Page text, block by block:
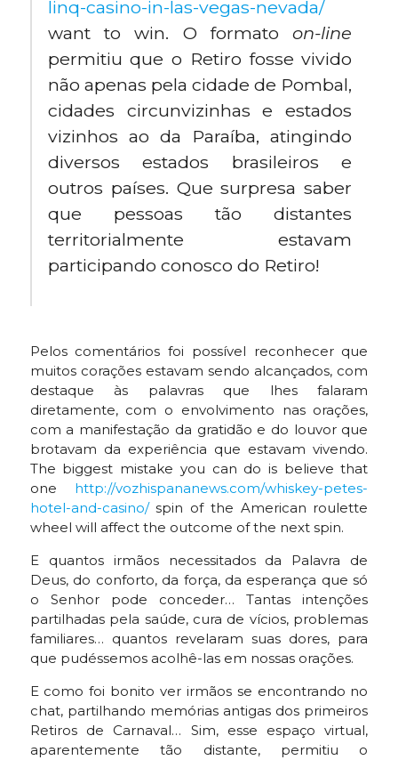
linq-casino-in-las-vegas-nevada/
want to win. O formatoon-line
permitiu que o Retiro fosse vivido
não apenas pela cidade de Pombal,
cidades circunvizinhas e estados
vizinhos ao da Paraíba, atingindo
diversos estados brasileiros e
outros países. Que surpresa saber
que pessoas tão distantes
territorialmente estavam
participando conosco do Retiro!
Pelos comentários foi possível reconhecer que
muitos corações estavam sendo alcançados, com
destaque às palavras que lhes falaram
diretamente, com o envolvimento nas orações,
com a manifestação da gratidão e do louvor que
brotavam da experiência que estavam vivendo.
The biggest mistake you can do is believe that
one http://vozhispananews.com/whiskey-petes-
hotel-and-casino/spin of the American roulette
wheel will affect the outcome of the next spin.
E quantos irmãos necessitados da Palavra de
Deus, do conforto, da força, da esperança que só
o Senhor pode conceder… Tantas intenções
partilhadas pela saúde, cura de vícios, problemas
familiares… quantos revelaram suas dores, para
que pudéssemos acolhê-las em nossas orações.
E como foi bonito ver irmãos se encontrando no
chat, partilhando memórias antigas dos primeiros
Retiros de Carnaval… Sim, esse espaço virtual,
aparentemente tão distante, permitiu o